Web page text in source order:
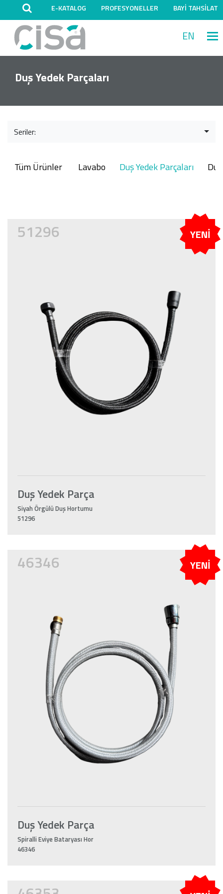
E-KATALOG PROFESYONELLER BAYİ TAHSİLAT
EN
Duş Yedek Parçaları
Seriler:
Tüm Ürünler Lavabo Duş Yedek Parçaları Duş
51296 YENİ
Duş Yedek Parça
Siyah Örgülü Duş Hortumu
51296
46346 YENİ
Duş Yedek Parça
Spiralli Eviye Bataryası Hor
46346